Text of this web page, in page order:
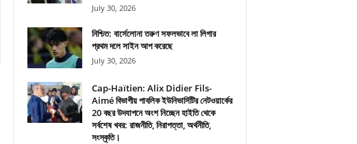
July 30, 2026
নিশ্চিত: বার্সেলোনা তরুণ সফলভাবে লা লিগার
প্রথম দলে সাইন আপ করেছে
July 30, 2026
Cap-Haïtien: Alix Didier Fils-
Aimé বিভাগীয় পাবলিক ইউনিভার্সিটির নেটওয়ার্কের
20 বছর উদযাপনে অংশ নিচ্ছেন হাইতি থেকে
সর্বশেষ খবর: রাজনীতি, নিরাপত্তা, অর্থনীতি,
সংস্কৃতি।